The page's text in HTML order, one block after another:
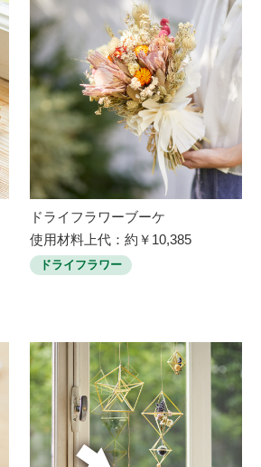
ドライフラワーブーケ
使用材料上代：約￥10,385
ドライフラワー